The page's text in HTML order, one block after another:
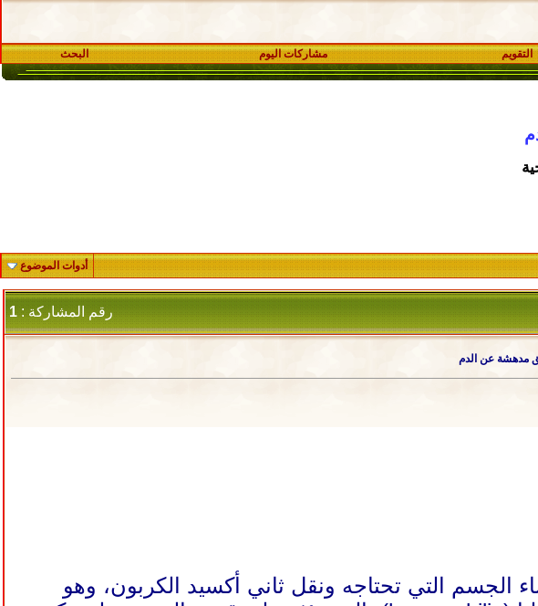
التقويم مشاركات اليوم البحث
أدوات الموضوع
رقم المشاركة : 1
الجسم التي تحتاجه ونقل ثاني أكسيد الكربون، وهو